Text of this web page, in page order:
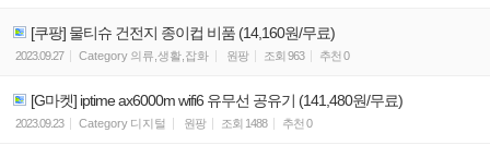
[쿠팡] 물티슈 건전지 종이컵 비품 (14,160원/무료)
2023.09.27 Category 의류,생활,잡화 원팡 조회 963 추천 0
[G마켓] iptime ax6000m wifi6 유무선 공유기 (141,480원/무료)
2023.09.23 Category 디지털 원팡 조회 1488 추천 0